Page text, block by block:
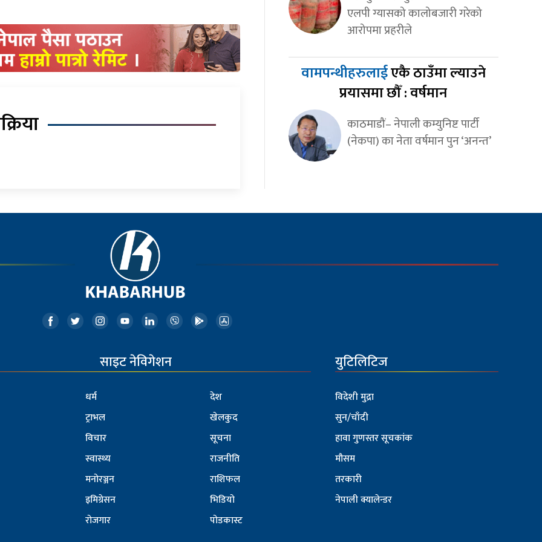
एलपी ग्यासको कालोबजारी गरेको
आरोपमा प्रहरीले
वामपन्थीहरुलाईएकै ठाउँमा ल्याउने
प्रयासमा छौँ : वर्षमान
काठमाडौं– नेपाली कम्युनिष्ट पार्टी
(नेकपा) का नेता वर्षमान पुन ‘अनन्त’
साइट नेविगेशन
धर्म
ट्राभल
विचार
स्वास्थ्य
मनोरञ्जन
इमिग्रेसन
रोजगार
देश
खेलकुद
सूचना
राजनीति
राशिफल
भिडियो
पोडकास्ट
युटिलिटिज
विदेशी मुद्रा
सुन/चाँदी
हावा गुणस्तर सूचकांक
मौसम
तरकारी
नेपाली क्यालेन्डर